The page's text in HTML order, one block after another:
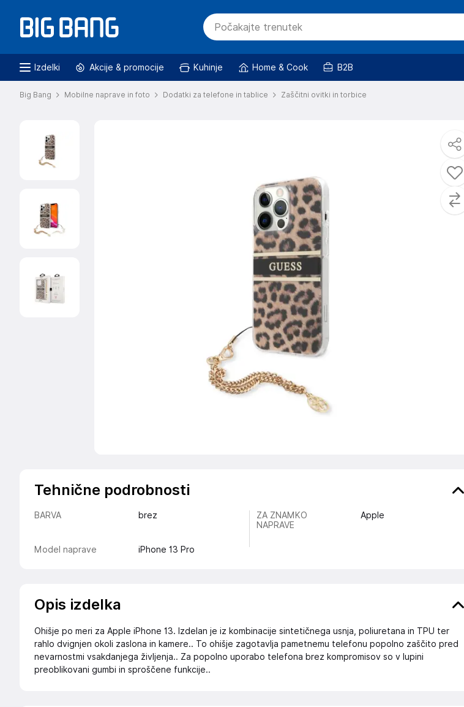
Izdelki Akcije & promocije Kuhinje Home & Cook B2B
Big Bang Mobilne naprave in foto Dodatki za telefone in tablice Zaščitni ovitki in torbice
Tehnične podrobnosti
BARVA brez
ZA ZNAMKO
NAPRAVE
Apple
Model naprave iPhone 13 Pro
Opis izdelka
Ohišje po meri za Apple iPhone 13. Izdelan je iz kombinacije sintetičnega usnja, poliuretana in TPU ter
rahlo dvignjen okoli zaslona in kamere.. To ohišje zagotavlja pametnemu telefonu popolno zaščito pred
nevarnostmi vsakdanjega življenja.. Za popolno uporabo telefona brez kompromisov so v lupini
preoblikovani gumbi in sproščene funkcije..